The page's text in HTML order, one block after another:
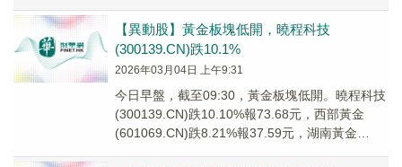
【異動股】黃金板塊低開，曉程科技
(300139.CN)跌10.1%
2026年03月04日 上午9:31
今日早盤，截至09:30，黃金板塊低開。曉程科技
(300139.CN)跌10.10%報73.68元，西部黃金
(601069.CN)跌8.21%報37.59元，湖南黃金